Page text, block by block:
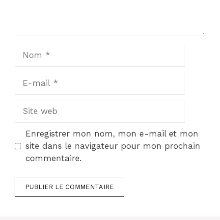
mail
web
Enregistrer mon nom, mon e-mail et mon
site dans le navigateur pour mon prochain
commentaire.